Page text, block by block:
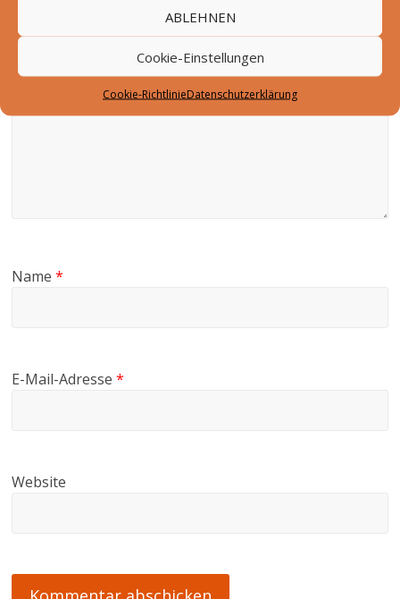
ABLEHNEN
Cookie-Einstellungen
Cookie-RichtlinieDatenschutzerklärung
Name*
E-Mail-Adresse*
Website